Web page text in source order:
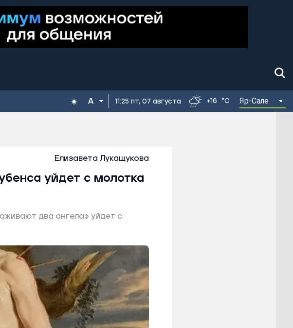
11:25 пт, 07 августа +16 °C Яр-Сале
Елизавета Лукащукова
уйдет с молотка
два ангела» уйдет с